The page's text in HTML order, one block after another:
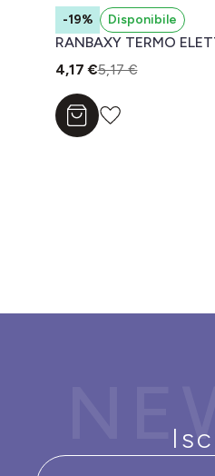
-19% Disponibile
RANBAXY TERMO
4,17 €5,17 €
Aggiungi al carrello